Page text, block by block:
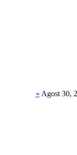
« Agost 30,